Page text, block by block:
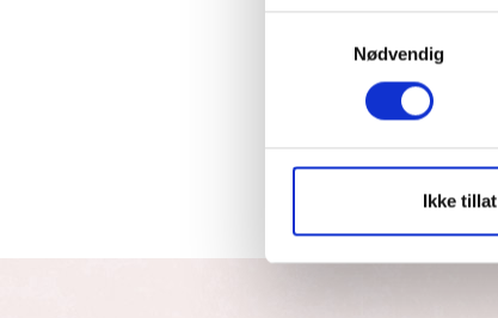
Nødvendig
Ikke tillat